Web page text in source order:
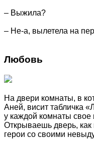
– Выжила?
– Не-а, вылетела на
Любовь
На двери комнаты, в
Аней, висит табличка
у каждой комнаты свое
Открываешь дверь, как
герои со своими